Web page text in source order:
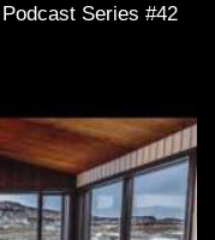
Series #42